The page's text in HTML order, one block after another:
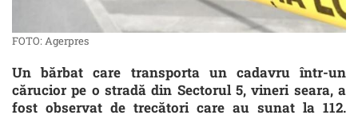
FOTO: Agerpres
Un bărbat care transporta un cadavru într-un
cărucior pe o stradă din Sectorul 5, vineri seara, a
fost observat de trecători care au sunat la 112.